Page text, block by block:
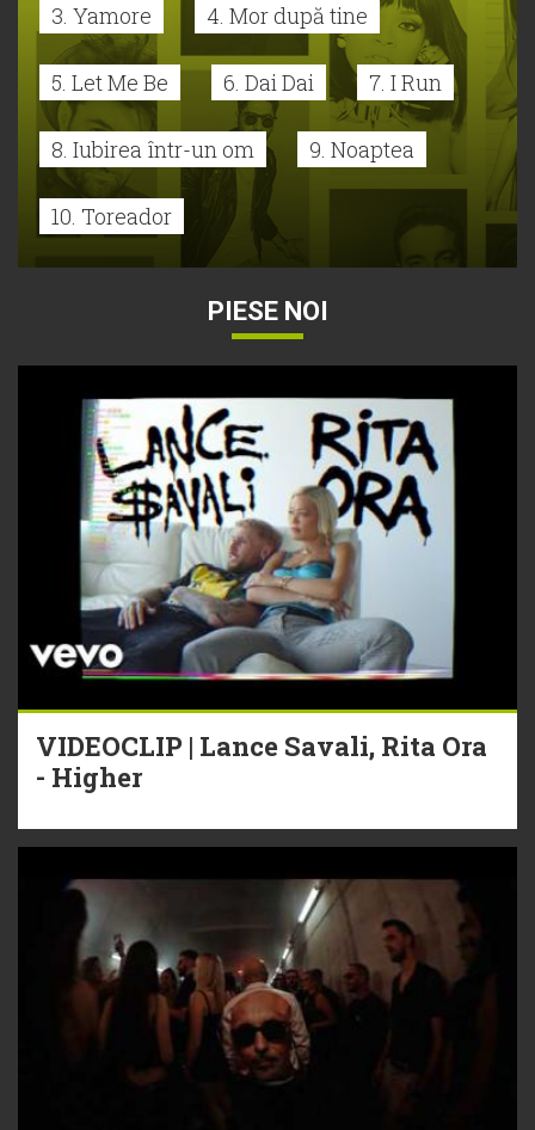
3. Yamore 4. Mor după tine
5. Let Me Be 6. Dai Dai 7. I Run
8. Iubirea într-un om 9. Noaptea
10. Toreador
PIESE NOI
VIDEOCLIP | Lance Savali, Rita Ora
- Higher